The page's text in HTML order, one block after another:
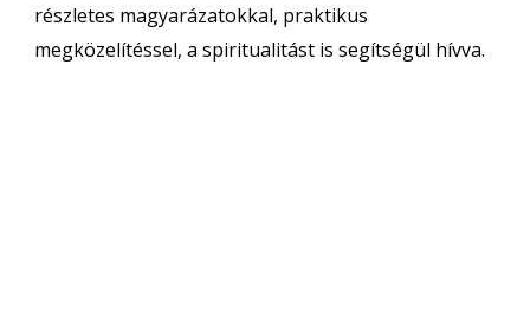
részletes magyarázatokkal, praktikus
megközelítéssel, a spiritualitást is segítségül hívva.